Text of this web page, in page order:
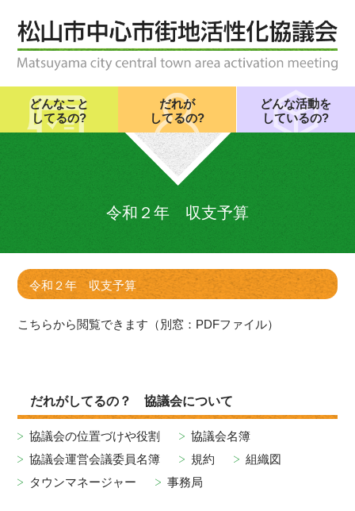
どんなこと
してるの?
だれが
してるの?
どんな活動を
しているの?
令和２年 収支予算
令和２年 収支予算
こちらから閲覧できます（別窓：PDFファイル）
だれがしてるの？ 協議会について
協議会の位置づけや役割
協議会名簿
協議会運営会議委員名簿
規約
組織図
タウンマネージャー
事務局